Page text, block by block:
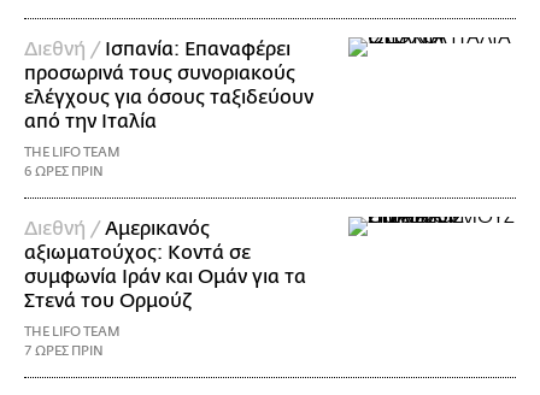
Διεθνή / Ισπανία: Επαναφέρει
προσωρινά τους συνοριακούς
ελέγχους για όσους ταξιδεύουν
από την Ιταλία
THE LIFO TEAM
6 ΩΡΕΣ ΠΡΙΝ
Διεθνή /Αμερικανός
αξιωματούχος: Κοντά σε
συμφωνία Ιράν και Ομάν για τα
Στενά του Ορμούζ
THE LIFO TEAM
7 ΩΡΕΣ ΠΡΙΝ